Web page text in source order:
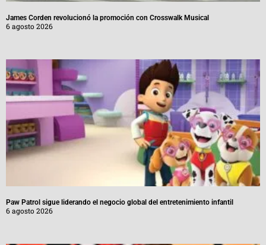
James Corden revolucionó la promoción con Crosswalk Musical
6 agosto 2026
Paw Patrol sigue liderando el negocio global del entretenimiento infantil
6 agosto 2026